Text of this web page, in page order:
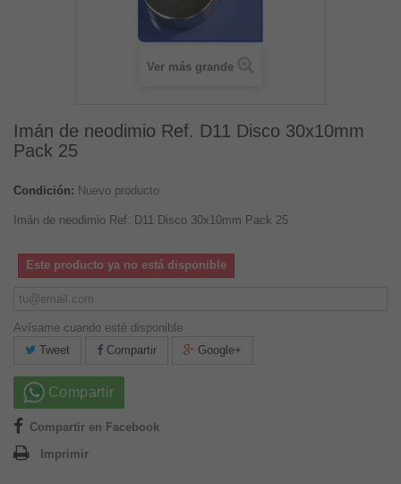
Ver más grande
Imán de neodimio Ref. D11 Disco 30x10mm
Pack 25
Condición: Nuevo producto
Imán de neodimio Ref. D11 Disco 30x10mm Pack 25
Este producto ya no está disponible
Avísame cuando esté disponible
Tweet
Compartir Google+
Compartir
Compartir en Facebook
Imprimir